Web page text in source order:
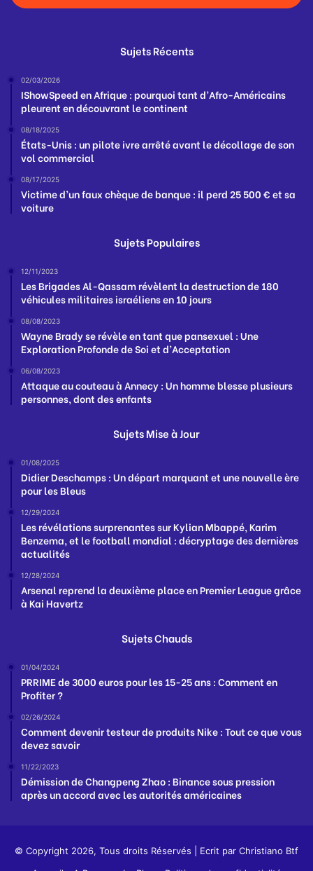
Sujets Récents
02/03/2026
IShowSpeed en Afrique : pourquoi tant d’Afro-Américains
pleurent en découvrant le continent
08/18/2025
États-Unis : un pilote ivre arrêté avant le décollage de son
vol commercial
08/17/2025
Victime d’un faux chèque de banque : il perd 25 500 € et sa
voiture
Sujets Populaires
12/11/2023
Les Brigades Al-Qassam révèlent la destruction de 180
véhicules militaires israéliens en 10 jours
08/08/2023
Wayne Brady se révèle en tant que pansexuel : Une
Exploration Profonde de Soi et d’Acceptation
06/08/2023
Attaque au couteau à Annecy : Un homme blesse plusieurs
personnes, dont des enfants
Sujets Mise à Jour
01/08/2025
Didier Deschamps : Un départ marquant et une nouvelle ère
pour les Bleus
12/29/2024
Les révélations surprenantes sur Kylian Mbappé, Karim
Benzema, et le football mondial : décryptage des dernières
actualités
12/28/2024
Arsenal reprend la deuxième place en Premier League grâce
à Kai Havertz
Sujets Chauds
01/04/2024
PRRIME de 3000 euros pour les 15-25 ans : Comment en
Profiter ?
02/26/2024
Comment devenir testeur de produits Nike : Tout ce que vous
devez savoir
11/22/2023
Démission de Changpeng Zhao : Binance sous pression
après un accord avec les autorités américaines
© Copyright 2026, Tous droits Réservés | Ecrit par Christiano Btf